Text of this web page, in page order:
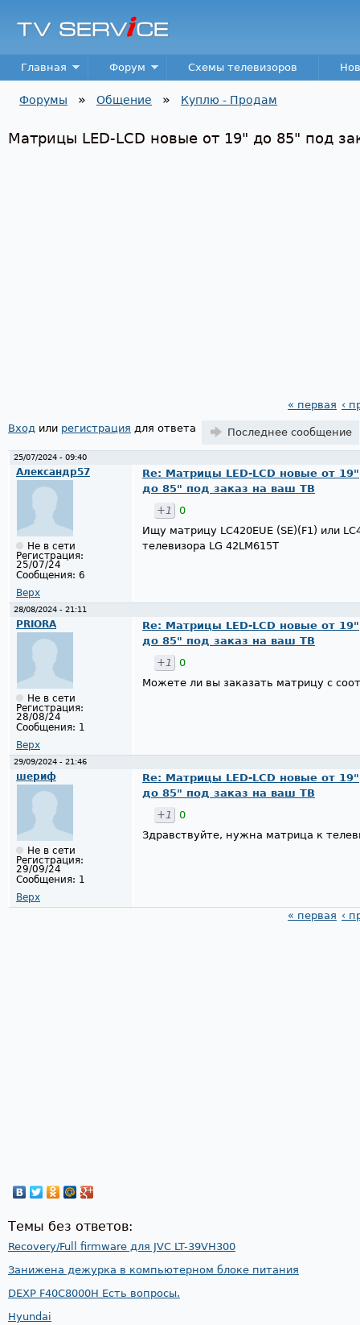
TV
Service
Main menu
Главная Форум Схемы телевизоров
Форумы » Общение » Куплю - Продам
Матрицы LED-LCD новые от 19" до 85" под
Страницы
« первая ‹
Вход или регистрация для ответа Последнее сообщение
25/07/2024 - 09:40
Александр57
Не в сети
Регистрация:
25/07/24
Сообщения: 6
Верх
Re: Матрицы LED-LCD новые от 19"
до 85" под заказ на ваш ТВ
+1
0
Ищу матрицу LC420EUE (SE)(F1) или
телевизора LG 42LM615T
28/08/2024 - 21:11
PRIORA
Не в сети
Регистрация:
28/08/24
Сообщения: 1
Верх
Re: Матрицы LED-LCD новые от 19"
до 85" под заказ на ваш ТВ
+1
0
Можете ли вы заказать матрицу с
29/09/2024 - 21:46
шериф
Не в сети
Регистрация:
29/09/24
Сообщения: 1
Верх
Re: Матрицы LED-LCD новые от 19"
до 85" под заказ на ваш ТВ
+1
0
Здравствуйте, нужна матрица к
« первая ‹
Темы без ответов:
Recovery/Full firmware для JVC LT-39VH300
Занижена дежурка в компьютерном блоке питания
DEXP F40C8000H Есть вопросы.
Hyundai